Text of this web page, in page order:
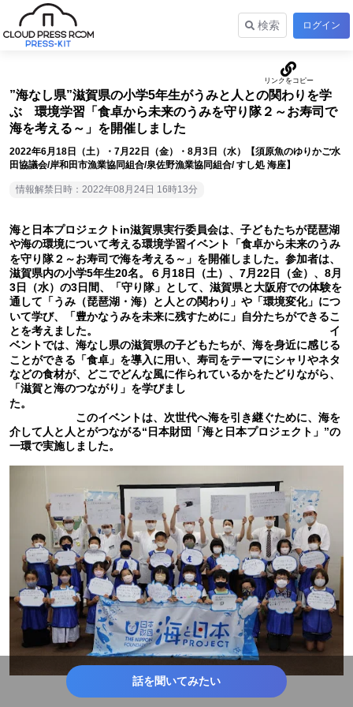
検索 ログイン
”海なし県”滋賀県の小学5年生がうみと人との関わりを学
ぶ 環境学習「食卓から未来のうみを守り隊２～お寿司で
海を考える～」を開催しました
2022年6月18日（土）・7月22日（金）・8月3日（水）【須原魚のゆりかご水
田協議会/岸和田市漁業協同組合/泉佐野漁業協同組合/ すし処 海座】
情報解禁日時：2022年08月24日 16時13分
海と日本プロジェクトin滋賀県実行委員会は、子どもたちが琵琶湖
や海の環境について考える環境学習イベント「食卓から未来のうみ
を守り隊２～お寿司で海を考える～」を開催しました。参加者は、
滋賀県内の小学5年生20名。６月18日（土）、7月22日（金）、8月
3日（水）の3日間、「守り隊」として、滋賀県と大阪府での体験を
通して「うみ（琵琶湖・海）と人との関わり」や「環境変化」につ
いて学び、「豊かなうみを未来に残すために」自分たちができるこ
とを考えました。 イ
ベントでは、海なし県の滋賀県の子どもたちが、海を身近に感じる
ことができる「食卓」を導入に用い、寿司をテーマにシャリやネタ
などの食材が、どこでどんな風に作られているかをたどりながら、
「滋賀と海のつながり」を学びまし
た。
このイベントは、次世代へ海を引き継ぐために、海を
介して人と人とがつながる“日本財団「海と日本プロジェクト」”の
一環で実施しました。
話を聞いてみたい